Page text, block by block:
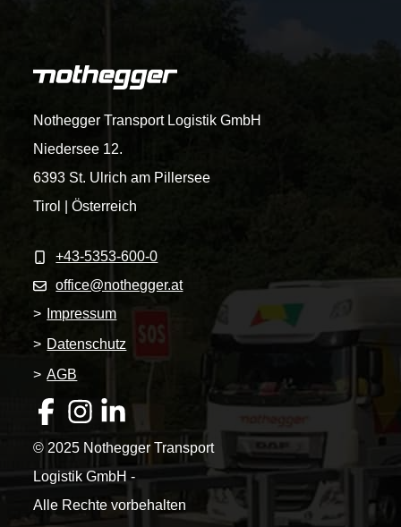
Nothegger Transport Logistik GmbH
Niedersee 12.
6393 St. Ulrich am Pillersee
Tirol | Österreich
+43-5353-600-0
office@nothegger.at
>
Impressum
> Datenschutz
> AGB
© 2025 Nothegger Transport
Logistik GmbH -
Alle Rechte vorbehalten